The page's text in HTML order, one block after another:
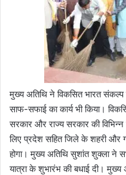
मुख्य अतिथि ने विकसित भारत
साफ-सफाई का कार्य भी किया।
सरकार और राज्य सरकार की
लिए प्रदेश सहित जिले के शहरी और
होगा। मुख्य अतिथि सुशांत शुक्ला ने
यात्रा के शुभारंभ की बधाई दी।